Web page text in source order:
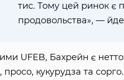
тис. Тому цей ринок є
продовольства», —
UFEB, Бахрейн є
просо, кукурудза та